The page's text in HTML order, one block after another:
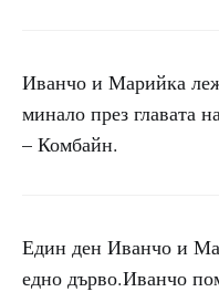
Иванчо и Марийка
минало през главата
– Комбайн.
Един ден Иванчо и
едно дърво.Иванчо